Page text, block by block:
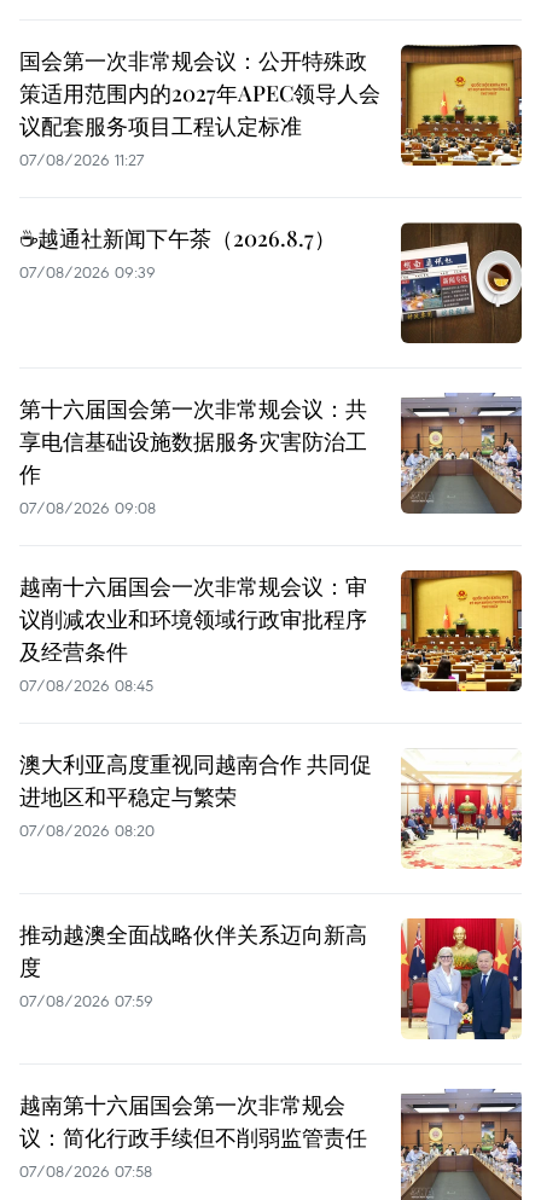
国会第一次非常规会议：公开特殊政
策适用范围内的2027年APEC领导人会
议配套服务项目工程认定标准
07/08/2026 11:27
☕️越通社新闻下午茶（2026.8.7）
07/08/2026 09:39
第十六届国会第一次非常规会议：共
享电信基础设施数据服务灾害防治工
作
07/08/2026 09:08
越南十六届国会一次非常规会议：审
议削减农业和环境领域行政审批程序
及经营条件
07/08/2026 08:45
澳大利亚高度重视同越南合作 共同促
进地区和平稳定与繁荣
07/08/2026 08:20
推动越澳全面战略伙伴关系迈向新高
度
07/08/2026 07:59
越南第十六届国会第一次非常规会
议：简化行政手续但不削弱监管责任
07/08/2026 07:58